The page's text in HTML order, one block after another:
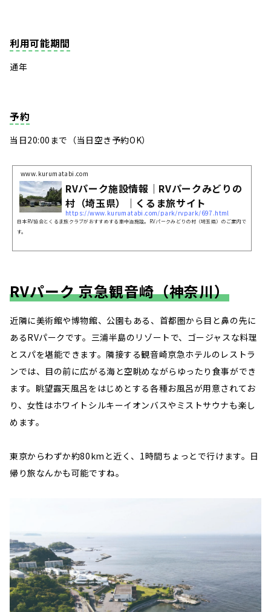
利用可能期間
通年
予約
当日20:00まで（当日空き予約OK）
www.kurumatabi.com
RVパーク施設情報｜RVパークみどりの
村（埼玉県）｜くるま旅サイト
https://www.kurumatabi.com/park/rvpark/697.html
日本RV協会とくるま旅クラブがおすすめする車中泊施設。RVパークみどりの村（埼玉県）のご案内で
す。
RVパーク 京急観音崎（神奈川）
近隣に美術館や博物館、公園もある、首都圏から目と鼻の先に
あるRVパークです。三浦半島のリゾートで、ゴージャスな料理
とスパを堪能できます。隣接する観音崎京急ホテルのレストラ
ンでは、目の前に広がる海と空眺めながらゆったり食事ができ
ます。眺望露天風呂をはじめとする各種お風呂が用意されてお
り、女性はホワイトシルキーイオンバスやミストサウナも楽し
めます。
東京からわずか約80kmと近く、1時間ちょっとで行けます。日
帰り旅なんかも可能ですね。